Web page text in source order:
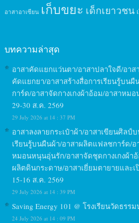
อาสาอาเซียน เก็บขยะ เด็กเยาวชน
บทความล่าสุด
อาสาคัดแยกแว่นตา/อาสาปลาใจดี/อา
คัดแยกยา/อาสาสร้างสื่อการเรียนรู้บน
การ์ด/อาสาจัดกางเกงผ้าอ้อม/อาสาหม
29-30 ส.ค. 2569
29 July 2026 at 14 : 37 PM
อาสาลงลายกระเป๋าผ้า/อาสาเขียนศิลป์
เรียนรู้บนผืนผ้า/อาสาผลิตแฟลชการ์ด/
หมอนหนุนอุ่นรัก/อาสาจัดชุดกางเกงผ้า
ผลิตดินกระดาษ/อาสาเยี่ยมตายายและ
15-16 ส.ค. 2569
29 July 2026 at 14 : 39 PM
Saving Energy 101 @ โรงเรียนวัดธรรม
24 July 2026 at 14 : 09 PM